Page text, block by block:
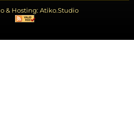
& Hosting: Atiko.Studio